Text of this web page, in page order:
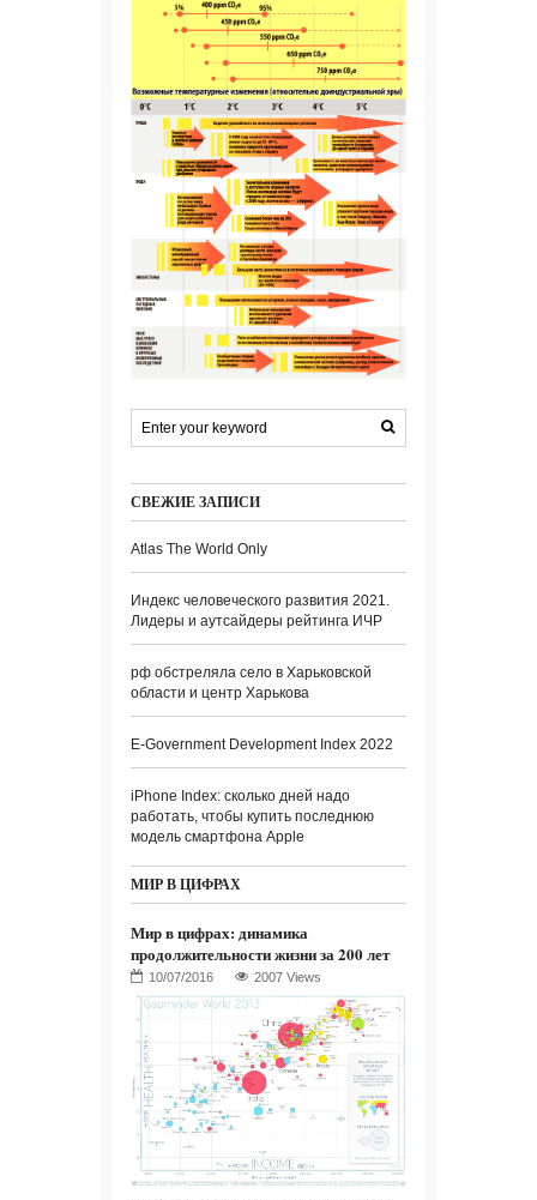
СВЕЖИЕ ЗАПИСИ
Atlas The World Only
Индекс человеческого развития 2021.
Лидеры и аутсайдеры рейтинга ИЧР
рф обстреляла село в Харьковской
области и центр Харькова
E-Government Development Index 2022
iPhone Index: сколько дней надо
работать, чтобы купить последнюю
модель смартфона Apple
МИР В ЦИФРАХ
Мир в цифрах: динамика
продолжительности жизни за 200 лет
2007 Views